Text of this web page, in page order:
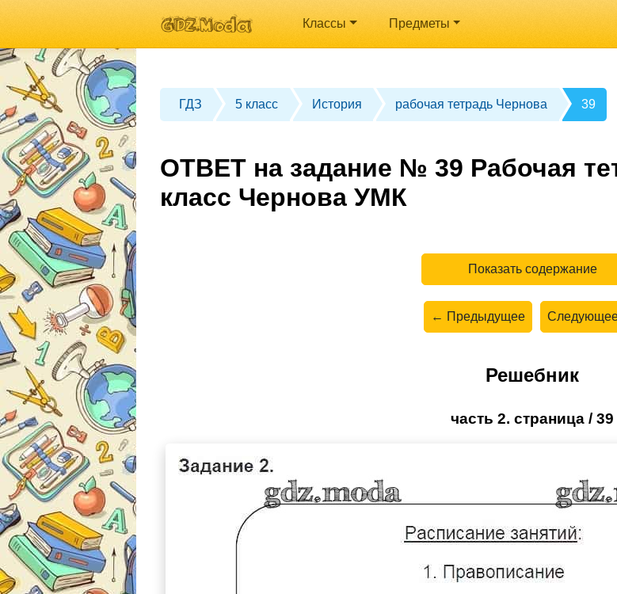
Классы Предметы
ГДЗ 5 класс История рабочая тетрадь Чернова 39
ОТВЕТ на задание № 39 Рабочая
класс Чернова УМК
Показать содержание
← Предыдущее
Решебник
часть 2. страница / 39